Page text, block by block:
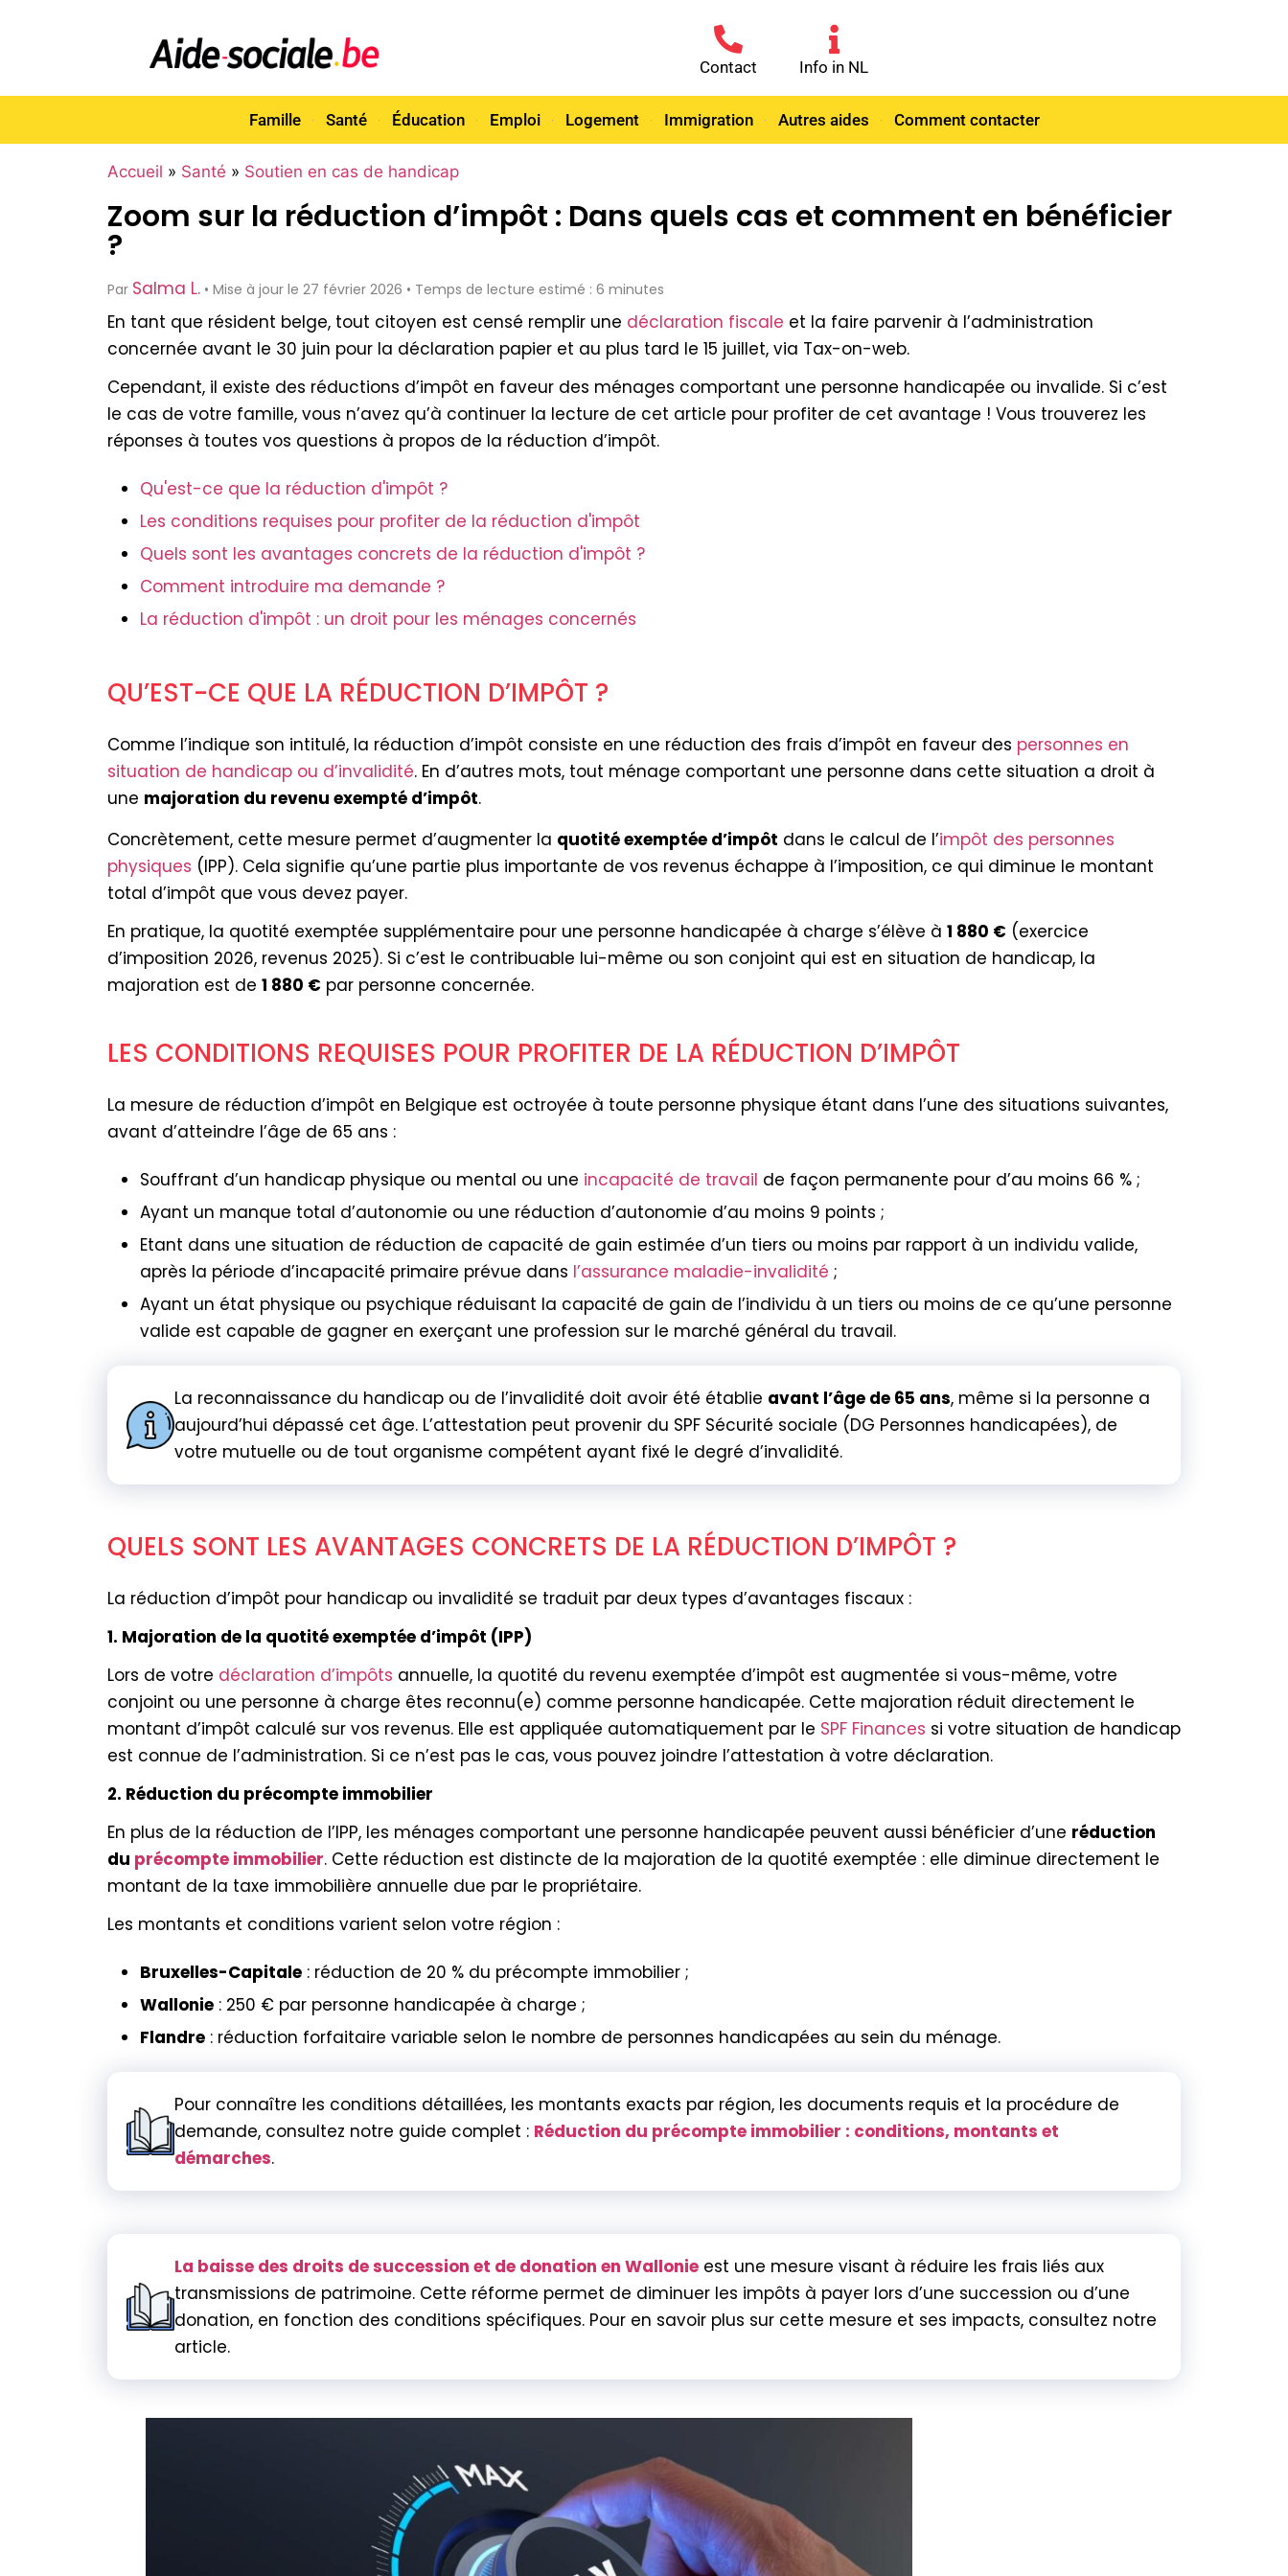
Contact Info in NL
Famille Santé Éducation Emploi Logement Immigration Autres aides Comment contacter
Accueil » Santé » Soutien en cas de handicap
Zoom sur la réduction d’impôt : Dans quels cas et comment en bénéficier
?
Par Salma L. • Mise à jour le 27 février 2026 • Temps de lecture estimé : 6 minutes
En tant que résident belge, tout citoyen est censé remplir une déclaration fiscale et la faire parvenir à l’administration
concernée avant le 30 juin pour la déclaration papier et au plus tard le 15 juillet, via Tax-on-web.
Cependant, il existe des réductions d’impôt en faveur des ménages comportant une personne handicapée ou invalide. Si c’est
le cas de votre famille, vous n’avez qu’à continuer la lecture de cet article pour profiter de cet avantage ! Vous trouverez les
réponses à toutes vos questions à propos de la réduction d’impôt.
Qu'est-ce que la réduction d'impôt ?
Les conditions requises pour profiter de la réduction d'impôt
Quels sont les avantages concrets de la réduction d'impôt ?
Comment introduire ma demande ?
La réduction d'impôt : un droit pour les ménages concernés
QU’EST-CE QUE LA RÉDUCTION D’IMPÔT ?
Comme l’indique son intitulé, la réduction d’impôt consiste en une réduction des frais d’impôt en faveur des personnes en
situation de handicap ou d’invalidité. En d’autres mots, tout ménage comportant une personne dans cette situation a droit à
une majoration du revenu exempté d’impôt.
Concrètement, cette mesure permet d’augmenter la quotité exemptée d’impôt dans le calcul de l’impôt des personnes
physiques (IPP). Cela signifie qu’une partie plus importante de vos revenus échappe à l’imposition, ce qui diminue le montant
total d’impôt que vous devez payer.
En pratique, la quotité exemptée supplémentaire pour une personne handicapée à charge s’élève à 1 880 € (exercice
d’imposition 2026, revenus 2025). Si c’est le contribuable lui-même ou son conjoint qui est en situation de handicap, la
majoration est de 1 880 € par personne concernée.
LES CONDITIONS REQUISES POUR PROFITER DE LA RÉDUCTION D’IMPÔT
La mesure de réduction d’impôt en Belgique est octroyée à toute personne physique étant dans l’une des situations suivantes,
avant d’atteindre l’âge de 65 ans :
Souffrant d’un handicap physique ou mental ou une incapacité de travail de façon permanente pour d’au moins 66 % ;
Ayant un manque total d’autonomie ou une réduction d’autonomie d’au moins 9 points ;
Etant dans une situation de réduction de capacité de gain estimée d’un tiers ou moins par rapport à un individu valide,
après la période d’incapacité primaire prévue dans l’assurance maladie-invalidité ;
Ayant un état physique ou psychique réduisant la capacité de gain de l’individu à un tiers ou moins de ce qu’une personne
valide est capable de gagner en exerçant une profession sur le marché général du travail.
La reconnaissance du handicap ou de l’invalidité doit avoir été établie avant l’âge de 65 ans, même si la personne a
aujourd’hui dépassé cet âge. L’attestation peut provenir du SPF Sécurité sociale (DG Personnes handicapées), de
votre mutuelle ou de tout organisme compétent ayant fixé le degré d’invalidité.
QUELS SONT LES AVANTAGES CONCRETS DE LA RÉDUCTION D’IMPÔT ?
La réduction d’impôt pour handicap ou invalidité se traduit par deux types d’avantages fiscaux :
1. Majoration de la quotité exemptée d’impôt (IPP)
Lors de votre déclaration d’impôts annuelle, la quotité du revenu exemptée d’impôt est augmentée si vous-même, votre
conjoint ou une personne à charge êtes reconnu(e) comme personne handicapée. Cette majoration réduit directement le
montant d’impôt calculé sur vos revenus. Elle est appliquée automatiquement par le SPF Finances si votre situation de handicap
est connue de l’administration. Si ce n’est pas le cas, vous pouvez joindre l’attestation à votre déclaration.
2. Réduction du précompte immobilier
En plus de la réduction de l’IPP, les ménages comportant une personne handicapée peuvent aussi bénéficier d’une réduction
du précompte immobilier. Cette réduction est distincte de la majoration de la quotité exemptée : elle diminue directement le
montant de la taxe immobilière annuelle due par le propriétaire.
Les montants et conditions varient selon votre région :
Bruxelles-Capitale : réduction de 20 % du précompte immobilier ;
Wallonie : 250 € par personne handicapée à charge ;
Flandre : réduction forfaitaire variable selon le nombre de personnes handicapées au sein du ménage.
Pour connaître les conditions détaillées, les montants exacts par région, les documents requis et la procédure de
demande, consultez notre guide complet : Réduction du précompte immobilier : conditions, montants et
démarches.
La baisse des droits de succession et de donation en Wallonie est une mesure visant à réduire les frais liés aux
transmissions de patrimoine. Cette réforme permet de diminuer les impôts à payer lors d’une succession ou d’une
donation, en fonction des conditions spécifiques. Pour en savoir plus sur cette mesure et ses impacts, consultez notre
article.